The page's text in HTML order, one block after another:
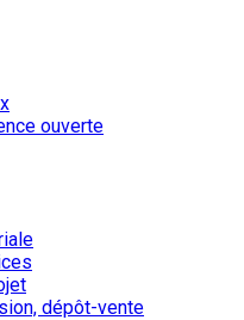
ouverte
dépôt-vente